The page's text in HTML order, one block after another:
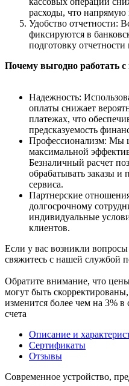
расходы, что напрямую
Удобство отчетности:
фиксируются в
подготовку
Почему выгодно работать
Надежность:
оплаты снижает
платежах, что
предсказуемость
Профессионализм: Мы
максимальной
Безналичный расчет
обрабатывать заказы и
сервиса.
Партнерские
долгосрочному
индивидуальные
клиентов.
Если у вас возникли
свяжитесь с нашей службой
Обратите внимание, что
могут быть
изменится более чем на 3%
счета
Описание и
Сертификаты
Отзывы
Современное устройство,